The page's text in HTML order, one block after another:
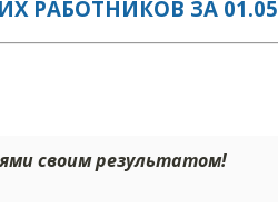
РАБОТНИКОВ ЗА
своим результатом!